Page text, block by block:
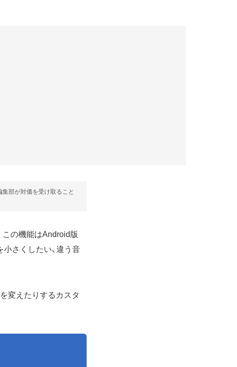
集部が対価を受け取ること
この機能はAndroid版
小さくしたい、違う音
変えたりするカスタ